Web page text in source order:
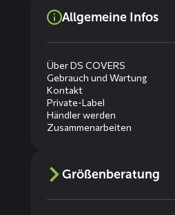
Allgemeine Infos
Über DS COVERS
Gebrauch und Wartung
Kontakt
Private-Label
Händler werden
Zusammenarbeiten
Größenberatung